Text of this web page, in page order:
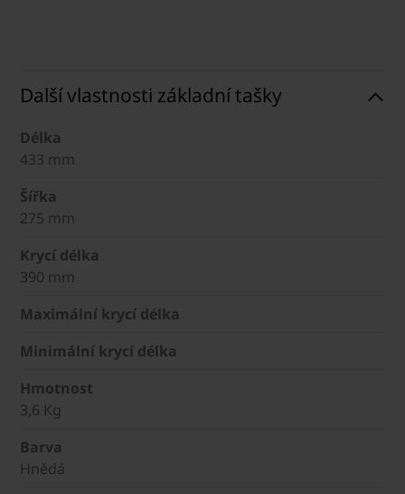
Další vlastnosti základní tašky
Délka
433 mm
Šířka
275 mm
Krycí délka
390 mm
Maximální krycí délka
Minimální krycí délka
Hmotnost
3,6 Kg
Barva
Hnědá